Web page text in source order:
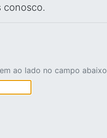
conosco.
ao lado no campo abaixo